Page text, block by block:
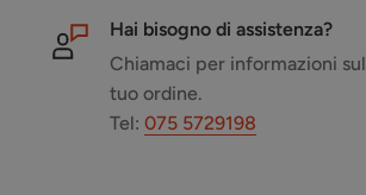
Hai bisogno di assistenza?
Chiamaci per informazioni sul
tuo ordine.
Tel: 075 5729198